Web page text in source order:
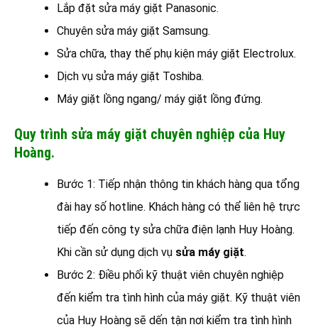
Lắp đặt sửa máy giặt Panasonic.
Chuyên sửa máy giặt Samsung.
Sửa chữa, thay thế phụ kiện máy giặt Electrolux.
Dịch vụ sửa máy giặt Toshiba.
Máy giặt lồng ngang/ máy giặt lồng đứng.
Quy trình sửa máy giặt chuyên nghiệp của Huy
Hoàng.
Bước 1: Tiếp nhận thông tin khách hàng qua tổng
đài hay số hotline. Khách hàng có thể liên hệ trực
tiếp đến công ty sửa chữa điện lạnh Huy Hoàng.
Khi cần sử dụng dịch vụ sửa máy giặt.
Bước 2: Điều phối kỹ thuật viên chuyên nghiệp
đến kiểm tra tình hình của máy giặt. Kỹ thuật viên
của Huy Hoàng sẽ dến tận nơi kiểm tra tình hình